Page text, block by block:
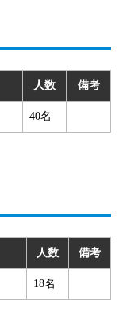
人数 備考
40名
人数 備考
18名